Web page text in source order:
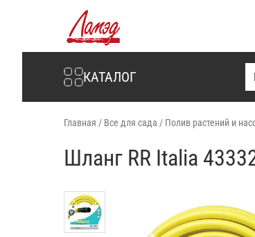
Интернет-магазин Ламэд
КАТАЛОГ
Главная / Все для сада / Полив растений и
Шланг RR Italia